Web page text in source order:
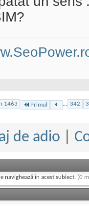
1463 Primul ... 342
de adio
navighează în acest subiect. (0